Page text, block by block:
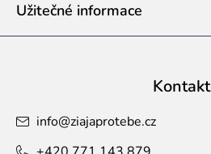
Užitečné informace
Kontakt
info@ziajaprotebe.cz